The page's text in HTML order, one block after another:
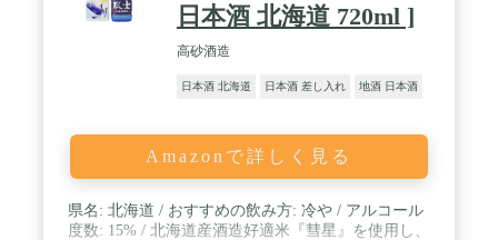
日本酒 北海道 720ml ]
高砂酒造
日本酒 北海道 日本酒 差し入れ 地酒 日本酒
Amazonで詳しく見る
県名: 北海道 / おすすめの飲み方: 冷や / アルコール
度数: 15% / 北海道産酒造好適米『彗星』を使用し、